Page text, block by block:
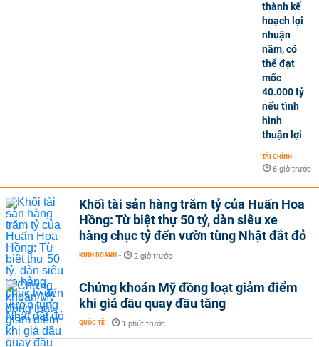
thành kế
hoạch lợi
nhuận
năm, có
thể đạt
mốc
40.000 tỷ
nếu tình
hình
thuận lợi
TÀI CHÍNH -
6 giờ trước
Khối tài sản hàng trăm tỷ của Huấn Hoa
Hồng: Từ biệt thự 50 tỷ, dàn siêu xe
hàng chục tỷ đến vườn tùng Nhật đắt đỏ
KINH DOANH - 2 giờ trước
Chứng khoán Mỹ đồng loạt giảm điểm
khi giá dầu quay đầu tăng
QUỐC TẾ - 1 phút trước